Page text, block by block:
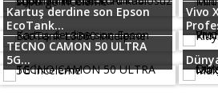
Kartuş derdine son Epson
EcoTank...
Vivo
TECNO CAMON 50 ULTRA
5G...